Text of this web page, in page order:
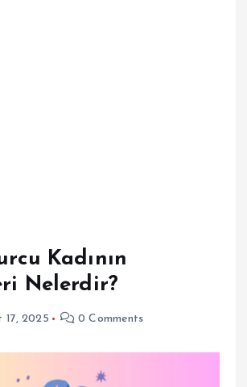
Kadının
Nelerdir?
17, 2025 0 Comments